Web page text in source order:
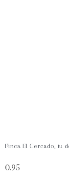
Finca El Cercado, tu